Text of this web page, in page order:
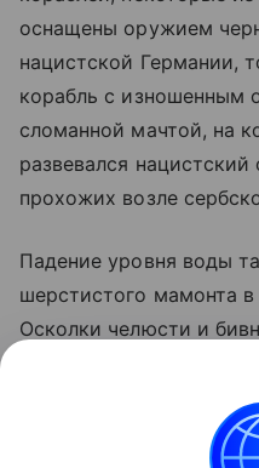
оснащены оружием
нацистской Германии,
корабль с изношенным
сломанной мачтой, на
развевался
прохожих возле
Падение уровня воды
шерстистого мамонта
Осколки челюсти и
принадлежали
время ледникового